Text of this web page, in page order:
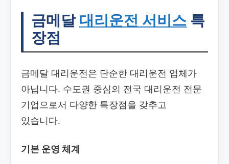
금메달 대리운전 서비스 특
장점
금메달 대리운전은 단순한 대리운전 업체가
아닙니다. 수도권 중심의 전국 대리운전 전문
기업으로서 다양한 특장점을 갖추고
있습니다.
기본 운영 체계